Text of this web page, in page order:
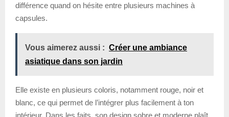
différence quand on hésite entre plusieurs machines à
capsules.
Vous aimerez aussi : Créer une ambiance
asiatique dans son jardin
Elle existe en plusieurs coloris, notamment rouge, noir et
blanc, ce qui permet de l’intégrer plus facilement à ton
intérieur. Dans les faits, son design sobre et moderne plaît